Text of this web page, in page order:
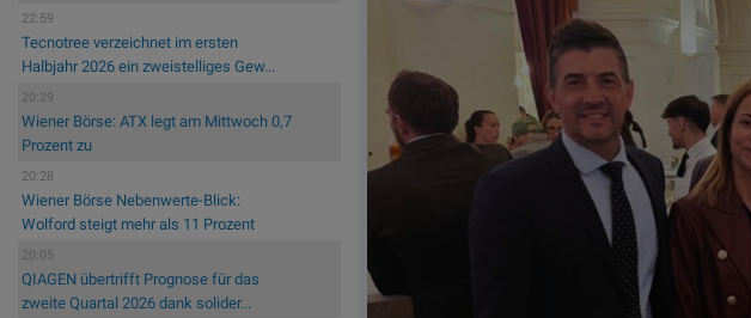
22:59
Tecnotree verzeichnet im ersten
Halbjahr 2026 ein zweistelliges Gew...
20:29
Wiener Börse: ATX legt am Mittwoch 0,7
Prozent zu
20:28
Wiener Börse Nebenwerte-Blick:
Wolford steigt mehr als 11 Prozent
20:05
QIAGEN übertrifft Prognose für das
zweite Quartal 2026 dank solider...